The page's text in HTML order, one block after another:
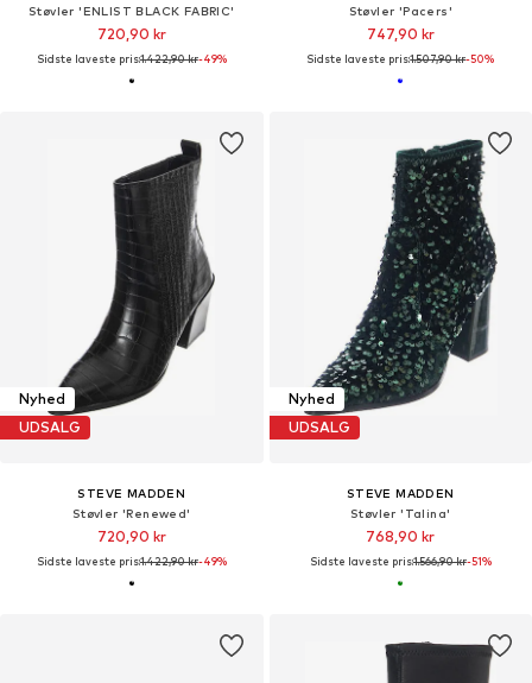
Støvler 'ENLIST BLACK FABRIC'
720,90 kr
Sidste laveste pris:1.422,90 kr-49%
Støvler 'Pacers'
747,90 kr
Sidste laveste pris:1.507,90 kr-50%
Nyhed
UDSALG
STEVE MADDEN
Støvler 'Renewed'
720,90 kr
Sidste laveste pris:1.422,90 kr-49%
Nyhed
UDSALG
STEVE MADDEN
Støvler 'Talina'
768,90 kr
Sidste laveste pris:1.566,90 kr-51%